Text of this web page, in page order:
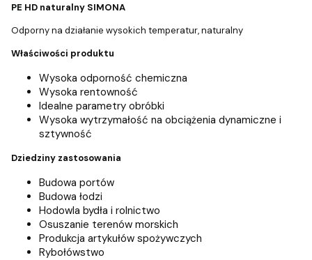
PE HD naturalny SIMONA
Odporny na działanie wysokich temperatur, naturalny
Właściwości produktu
Wysoka odporność chemiczna
Wysoka rentowność
Idealne parametry obróbki
Wysoka wytrzymałość na obciążenia dynamiczne i
sztywność
Dziedziny zastosowania
Budowa portów
Budowa łodzi
Hodowla bydła i rolnictwo
Osuszanie terenów morskich
Produkcja artykułów spożywczych
Rybołówstwo